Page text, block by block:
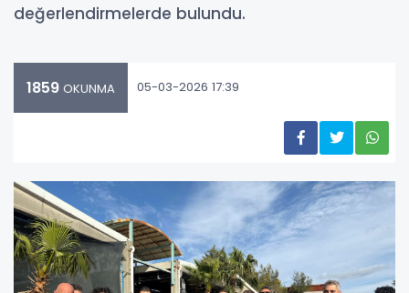
değerlendirmelerde bulundu.
1859 OKUNMA 05-03-2026 17:39